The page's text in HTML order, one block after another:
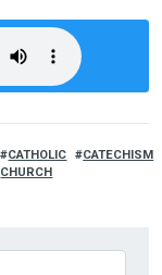
CATHOLIC
CHURCH
CATECHISM